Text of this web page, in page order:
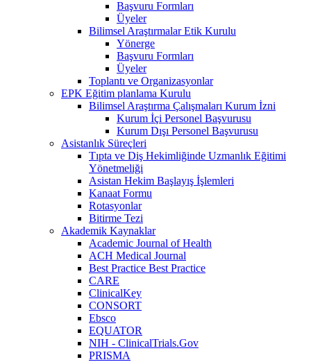
Başvuru Formları
Üyeler
Bilimsel Araştırmalar Etik Kurulu
Yönerge
Başvuru Formları
Üyeler
Toplantı ve Organizasyonlar
EPK Eğitim planlama Kurulu
Bilimsel Araştırma Çalışmaları Kurum İzni
Kurum İçi Personel Başvurusu
Kurum Dışı Personel Başvurusu
Asistanlık Süreçleri
Tıpta ve Diş Hekimliğinde Uzmanlık Eğitimi
Yönetmeliği
Asistan Hekim Başlayış İşlemleri
Kanaat Formu
Rotasyonlar
Bitirme Tezi
Akademik Kaynaklar
Academic Journal of Health
ACH Medical Journal
Best Practice Best Practice
CARE
ClinicalKey
CONSORT
Ebsco
EQUATOR
NIH - ClinicalTrials.Gov
PRISMA